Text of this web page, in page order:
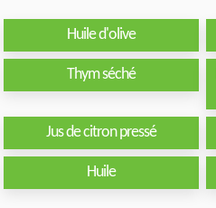
Huile d'olive
Thym séché
Jus de citron pressé
Huile